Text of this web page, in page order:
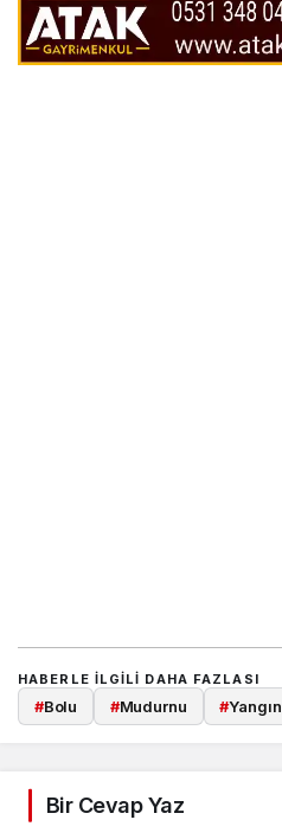
HABERLE ILGILI DAHA FAZLASI
#Bolu #Mudurnu #Yangın
Bir Cevap Yaz